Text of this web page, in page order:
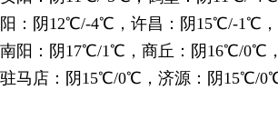
阳：阴12℃/-4℃，许昌：阴15℃/-1℃
南阳：阴17℃/1℃，商丘：阴16℃/0℃
驻马店：阴15℃/0℃，济源：阴15℃/